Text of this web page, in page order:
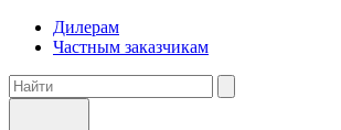
Дилерам
Частным заказчикам